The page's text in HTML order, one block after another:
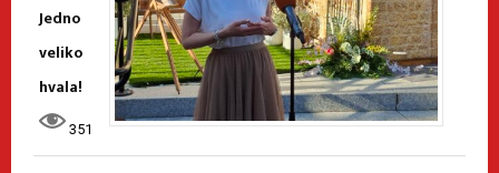
Jedno
veliko
hvala!
351